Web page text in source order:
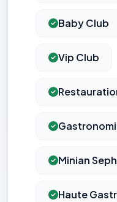
Baby Club
Vip Club
Minian
Haute